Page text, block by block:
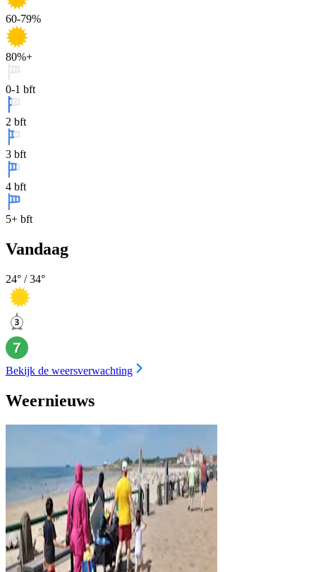
60-79%
80%+
0-1 bft
2 bft
3 bft
4 bft
5+ bft
Vandaag
24° /34°
Bekijk de weersverwachting
Weernieuws